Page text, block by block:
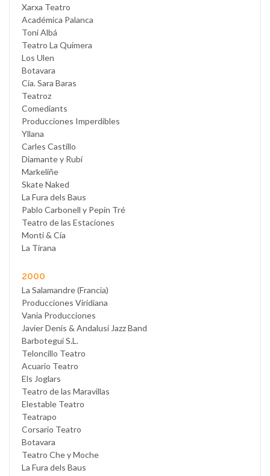
Xarxa Teatro
Académica Palanca
Toni Albá
Teatro La Quimera
Los Ulen
Botavara
Cía. Sara Baras
Teatroz
Comediants
Producciones Imperdibles
Yllana
Carles Castillo
Diamante y Rubí
Markeliñe
Skate Naked
La Fura dels Baus
Pablo Carbonell y Pepín Tré
Teatro de las Estaciones
Monti & Cía
La Tirana
2000
La Salamandre (Francia)
Producciones Viridiana
Vania Producciones
Javier Denis & Andalusí Jazz Band
Barbotegui S.L.
Teloncillo Teatro
Acuario Teatro
Els Joglars
Teatro de las Maravillas
Elestable Teatro
Teatrapo
Corsario Teatro
Botavara
Teatro Che y Moche
La Fura dels Baus